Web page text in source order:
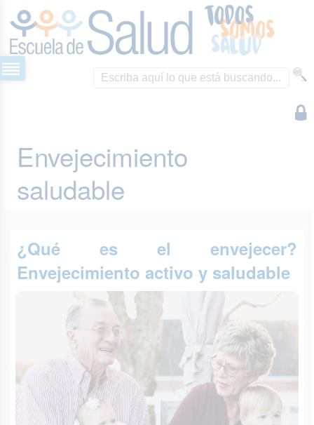
Envejecimiento
saludable
¿Qué es el envejecer?
Envejecimiento activo y saludable